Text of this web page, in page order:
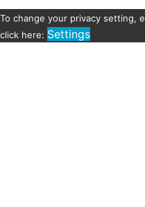
To change your privacy setting,
click here: Settings